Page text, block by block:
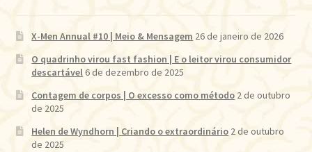
X-Men Annual #10 | Meio & Mensagem 26 de janeiro de 2026
O quadrinho virou fast fashion | E o leitor virou consumidor
descartável 6 de dezembro de 2025
Contagem de corpos | O excesso como método 2 de outubro
de 2025
Helen de Wyndhorn | Criando o extraordinário 2 de outubro
de 2025